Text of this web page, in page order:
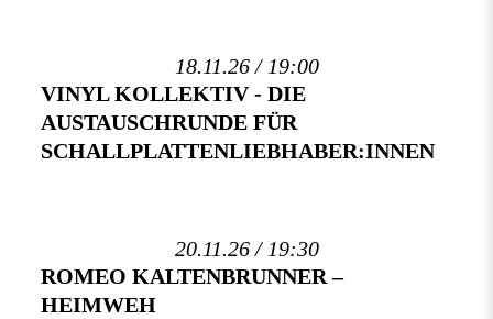
18.11.26 / 19:00
VINYL KOLLEKTIV - DIE
AUSTAUSCHRUNDE FÜR
SCHALLPLATTENLIEBHABER:INNEN
20.11.26 / 19:30
ROMEO KALTENBRUNNER –
HEIMWEH